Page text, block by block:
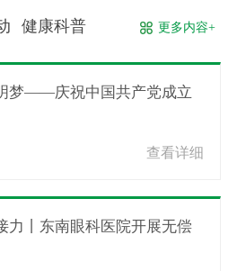
健康科普 更多内容+
查看详细
力丨东南眼科医院开展无偿